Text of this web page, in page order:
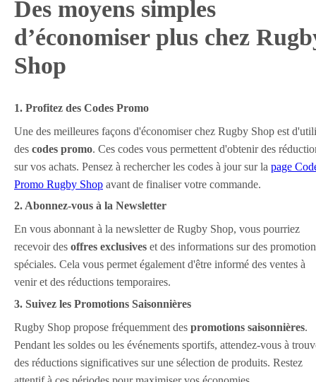
Des moyens simples
d’économiser plus chez
Shop
1. Profitez des Codes Promo
Une des meilleures façons d'économiser chez Rugby Shop est
des codes promo. Ces codes vous permettent d'obtenir des
sur vos achats. Pensez à rechercher les codes à jour sur la page
Promo Rugby Shop avant de finaliser votre commande.
2. Abonnez-vous à la Newsletter
En vous abonnant à la newsletter de Rugby Shop, vous pourriez
recevoir des offres exclusives et des informations sur des
spéciales. Cela vous permet également d'être informé des ventes à
venir et des réductions temporaires.
3. Suivez les Promotions Saisonnières
Rugby Shop propose fréquemment des promotions saisonnières.
Pendant les soldes ou les événements sportifs, attendez-vous à
des réductions significatives sur une sélection de produits. Restez